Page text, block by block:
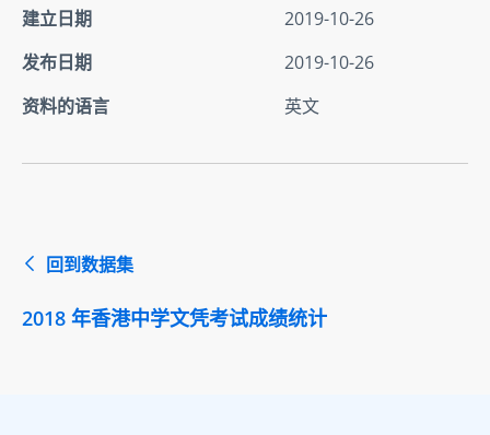
建立日期
2019-10-26
发布日期
2019-10-26
资料的语言
英文
回到数据集
2018 年香港中学文凭考试成绩统计